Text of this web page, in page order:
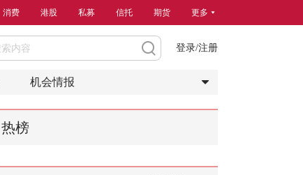
消费 港股 私募 信托 期货 更多
登录/注册
机会情报
热榜